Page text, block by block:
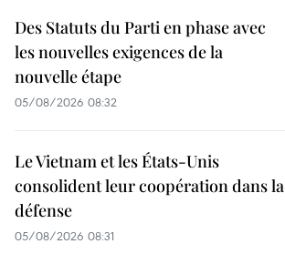
Des Statuts du Parti en phase avec
les nouvelles exigences de la
nouvelle étape
05/08/2026 08:32
Le Vietnam et les États-Unis
consolident leur coopération dans la
défense
05/08/2026 08:31